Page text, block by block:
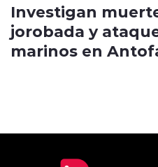
Investigan
jorobada y
marinos en